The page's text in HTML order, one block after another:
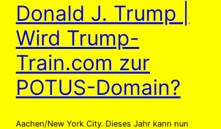
Donald J. Trump |
Wird Trump-
Train.com zur
POTUS-Domain?
Aachen/New York City. Dieses Jahr kann nun